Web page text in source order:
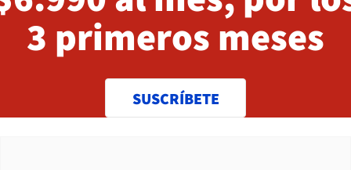
3 primeros meses
SUSCRÍBETE